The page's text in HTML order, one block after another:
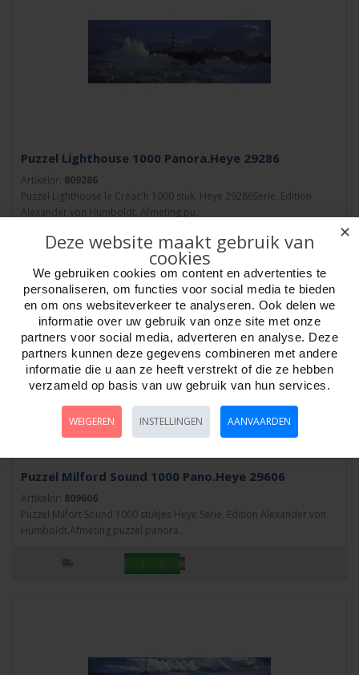
Puzzel Lighthouse 1000 Panora.Heye 29286
Artikelnr: 809286
Puzzel Lighthouse le Créac'h 1000 stuk. Heye 29286Serie, Edition
Alexander von Humboldt. Afmeting pu..
Puzzel Milford Sound 1000 Pano.Heye 29606
Artikelnr: 809606
Puzzel Milfort Sound 1000 stukjes Heye.Serie, Edition Alexander von
Humboldt.Afmeting puzzel panora..
✕
Deze website maakt gebruik van
cookies
We gebruiken cookies om content en advertenties te
personaliseren, om functies voor social media te bieden
en om ons websiteverkeer te analyseren. Ook delen we
informatie over uw gebruik van onze site met onze
partners voor social media, adverteren en analyse. Deze
partners kunnen deze gegevens combineren met andere
informatie die u aan ze heeft verstrekt of die ze hebben
verzameld op basis van uw gebruik van hun services.
WEIGEREN INSTELLINGEN AANVAARDEN